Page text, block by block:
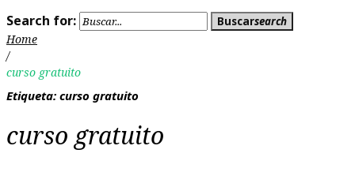
Search for:
Buscarsearch
Home
/
curso gratuito
Etiqueta: curso gratuito
curso gratuito